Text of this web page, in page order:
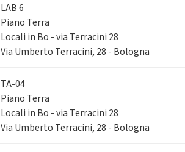
LAB 6
Piano Terra
Locali in Bo - via Terracini 28
Via Umberto Terracini, 28 - Bologna
TA-04
Piano Terra
Locali in Bo - via Terracini 28
Via Umberto Terracini, 28 - Bologna